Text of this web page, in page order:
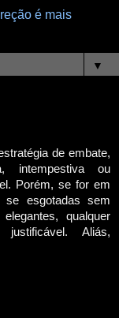
é mais
▼
de embate,
intempestiva ou
Porém, se for em
esgotadas sem
qualquer
Aliás,